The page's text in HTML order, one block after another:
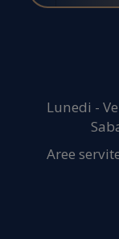
Lunedi -
Aree